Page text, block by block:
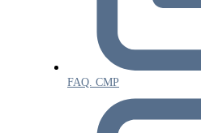
FAQ. СМР